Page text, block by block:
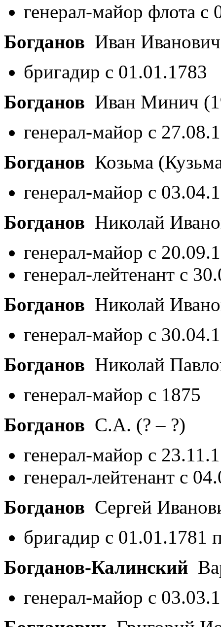
генерал-майор флота с
Богданов Иван
бригадир с 01.01.1783
Богданов Иван Минич
генерал-майор с
Богданов Козьма
генерал-майор с
Богданов Николай
генерал-майор с
генерал-лейтенант с
Богданов Николай
генерал-майор с
Богданов Николай
генерал-майор с 1875
Богданов С.А. (? – ?)
генерал-майор с
генерал-лейтенант с
Богданов Сергей
бригадир с 01.01.1781
Богданов-Калинский
генерал-майор с